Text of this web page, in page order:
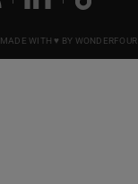
MADE WITH ♥ BY WONDERFOUR